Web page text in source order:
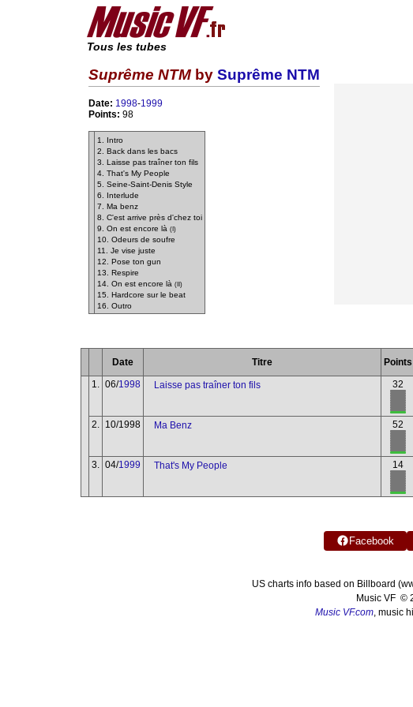
Tous les tubes
Suprême NTM by Suprême NTM
Date: 1998-1999
Points: 98
1. Intro
2. Back dans les bacs
3. Laisse pas traîner ton fils
4. That's My People
5. Seine-Saint-Denis Style
6. Interlude
7. Ma benz
8. C'est arrive près d'chez toi
9. On est encore là (I)
10. Odeurs de soufre
11. Je vise juste
12. Pose ton gun
13. Respire
14. On est encore là (II)
15. Hardcore sur le beat
16. Outro
Date Titre Points
1.
06/1998 Laisse pas traîner ton fils 32
2. 10/1998 Ma Benz 52
3. 04/1999 That's My People 14
Facebook
US charts info based on Billboard
Music VF ©
Music VF.com , music